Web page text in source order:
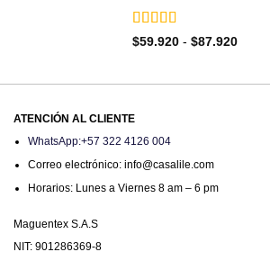
Valorado
$59.920 - $87.920Rango
ATENCIÓN AL CLIENTE
WhatsApp:+57 322 4126 004
Correo electrónico: info@casalile.com
Horarios: Lunes a Viernes 8 am – 6 pm
Maguentex S.A.S
NIT: 901286369-8